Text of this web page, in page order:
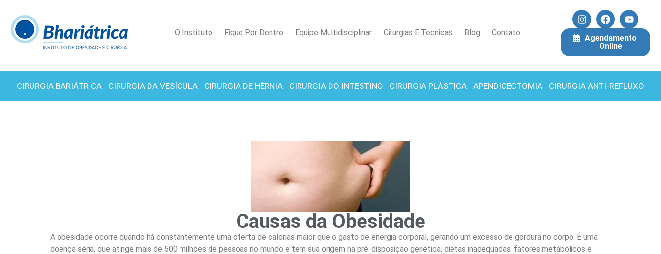
Agendamento
Online
O Instituto Fique Por Dentro Equipe Multidisciplinar Cirurgias E Tecnicas Blog Contato
CIRURGIA BARIÁTRICA CIRURGIA DA VESÍCULA CIRURGIA DE HÉRNIA CIRURGIA DO INTESTINO CIRURGIA PLÁSTICA APENDICECTOMIA CIRURGIA ANTI-REFLUXO
Causas da Obesidade
A obesidade ocorre quando há constantemente uma oferta de calorias maior que o gasto de energia corporal, gerando um excesso de gordura no corpo. É uma
doença séria, que atinge mais de 500 milhões de pessoas no mundo e tem sua origem na pré-disposição genética, dietas inadequadas, fatores metabólicos e